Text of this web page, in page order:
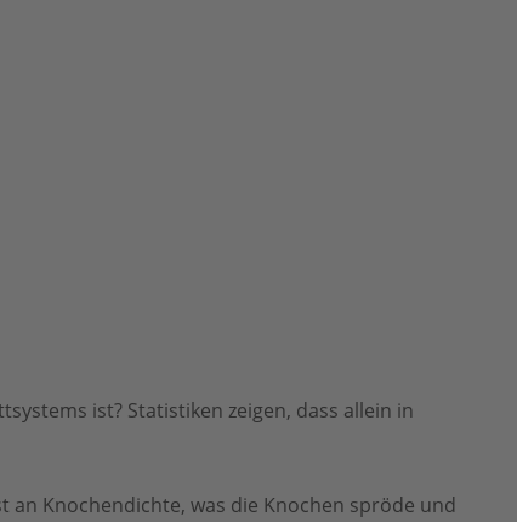
ist? Statistiken zeigen, dass allein in
Knochendichte, was die Knochen spröde und